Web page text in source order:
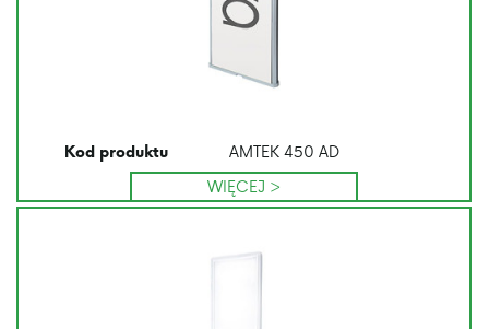
Kod produktu
AMTEK 450 AD
WIĘCEJ >